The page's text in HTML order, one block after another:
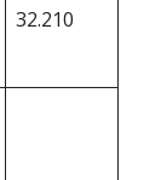
32.210